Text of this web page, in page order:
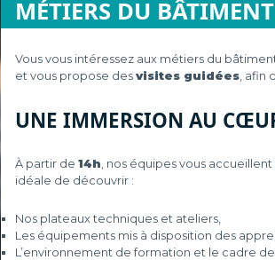
MÉTIERS DU
Vous vous intéressez aux métiers du
et vous propose des visites guidées, afin
UNE IMMERSION AU
À partir de 14h , nos équipes vous
idéale de découvrir :
Nos plateaux techniques et ateliers,
Les équipements mis à disposition des
L’environnement de formation et le cadre de